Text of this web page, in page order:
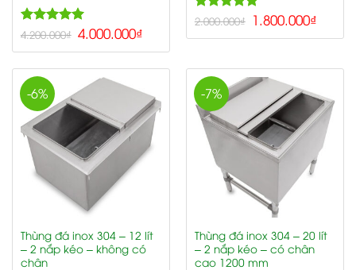
Rated5.00
4.200.000₫ 4.000.000₫
Rated5.00
2.000.000₫ 1.800.000₫
-6%
Thùng đá inox 304 – 12 lít
– 2 nắp kéo – không có
chân
-7%
Thùng đá inox 304 – 20 lít
– 2 nắp kéo – có chân
cao 1200 mm